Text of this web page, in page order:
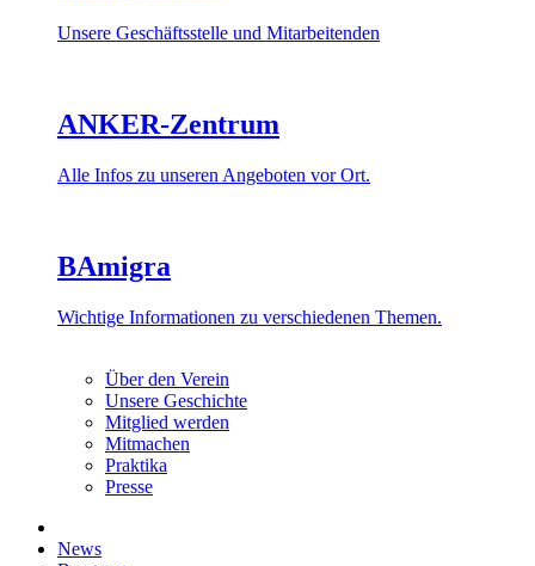
Unsere Geschäftsstelle und Mitarbeitenden
ANKER-Zentrum
Alle Infos zu unseren Angeboten vor Ort.
BAmigra
Wichtige Informationen zu verschiedenen Themen.
Über den Verein
Unsere Geschichte
Mitglied werden
Mitmachen
Praktika
Presse
News